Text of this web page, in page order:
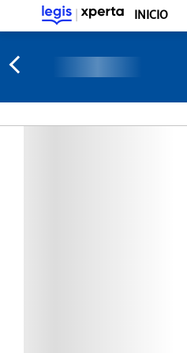
INICIO